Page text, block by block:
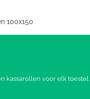
kassarollen voor elk toestel.